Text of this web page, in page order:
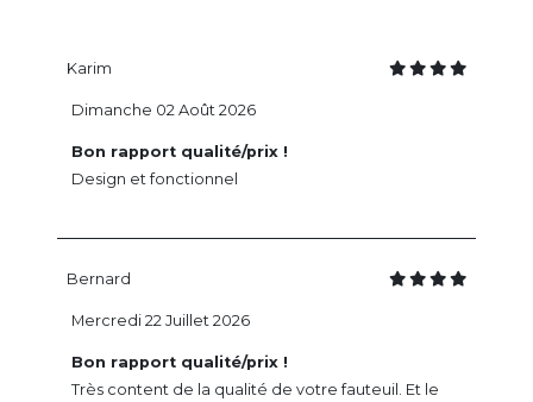
Karim
Bon rapport qualité/prix !
Design et fonctionnel
Dimanche 02 Août 2026
Bernard
Bon rapport qualité/prix !
Très content de la qualité de votre fauteuil. Et le
Mercredi 22 Juillet 2026